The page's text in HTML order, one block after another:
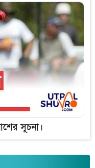
সূচনা।